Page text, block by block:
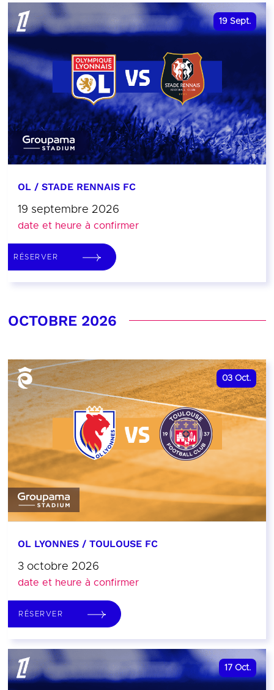
19 Sept.
OL / STADE RENNAIS FC
19 septembre 2026
date et heure à confirmer
RÉSERVER
OCTOBRE 2026
03 Oct.
OL LYONNES / TOULOUSE FC
3 octobre 2026
date et heure à confirmer
RÉSERVER
17 Oct.